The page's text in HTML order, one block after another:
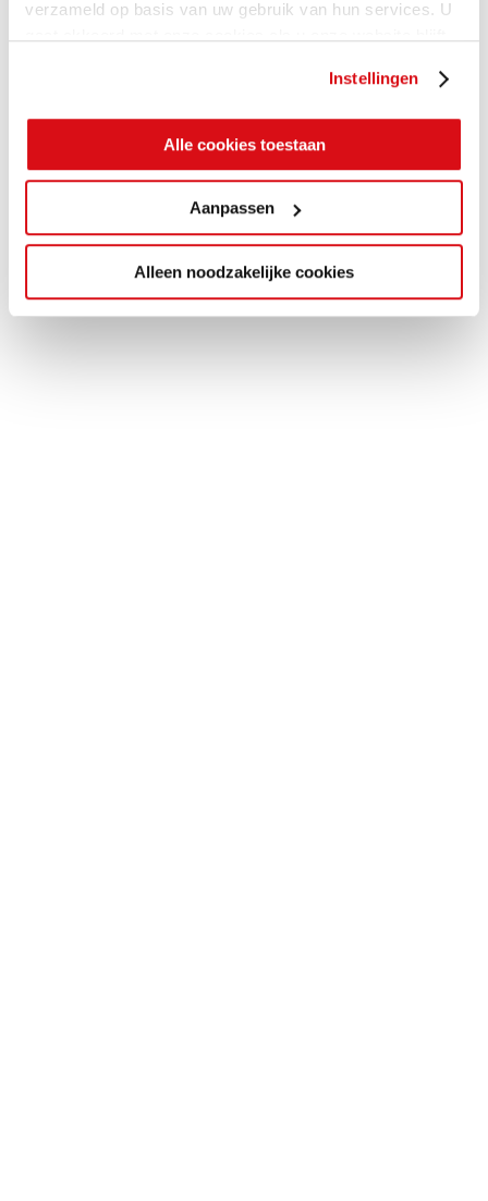
verzameld op basis van uw gebruik van hun services. U
Instellingen
Alle cookies toestaan
Aanpassen
Alleen noodzakelijke cookies